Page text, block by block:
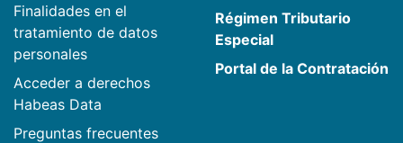
Finalidades en el
tratamiento de datos
personales
Acceder a derechos
Habeas Data
Preguntas frecuentes
Régimen Tributario
Especial
Portal de la Contratación